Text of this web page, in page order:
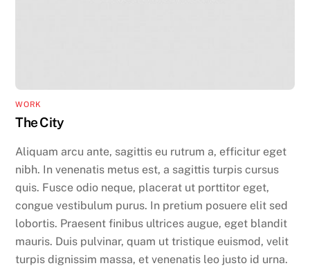
WORK
The City
Aliquam arcu ante, sagittis eu rutrum a, efficitur eget
nibh. In venenatis metus est, a sagittis turpis cursus
quis. Fusce odio neque, placerat ut porttitor eget,
congue vestibulum purus. In pretium posuere elit sed
lobortis. Praesent finibus ultrices augue, eget blandit
mauris. Duis pulvinar, quam ut tristique euismod, velit
turpis dignissim massa, et venenatis leo justo id urna.